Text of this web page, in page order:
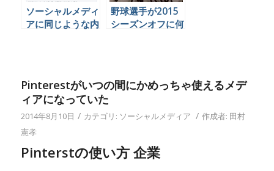
ソーシャルメディ
アに同じような内
野球選手が2015
シーズンオフに何
Pinterestがいつの間にかめっちゃ使えるメデ
ィアになっていた
2014年8月10日 / カテゴリ: ソーシャルメディア / 作成者: 田村
憲孝
Pinterstの使い方 企業